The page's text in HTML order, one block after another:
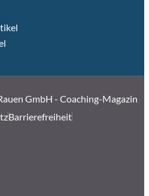
GmbH - Coaching-Magazin
Barrierefreiheit